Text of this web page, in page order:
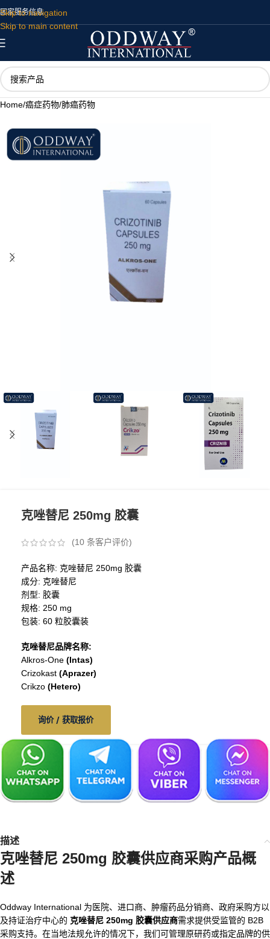
Skip to navigation
Skip to main content
国家服务信息
Home/癌症药物/肺癌药物
克唑替尼 250mg 胶囊
(10 条客户评价)
产品名称: 克唑替尼 250mg 胶囊
成分: 克唑替尼
剂型: 胶囊
规格: 250 mg
包装: 60 粒胶囊装
克唑替尼品牌名称:
Alkros-One (Intas)
Crizokast (Aprazer)
Crikzo (Hetero)
询价 / 获取报价
描述
克唑替尼 250mg 胶囊供应商采购产品概
述
Oddway International 为医院、进口商、肿瘤药品分销商、政府采购方以
及持证治疗中心的 克唑替尼 250mg 胶囊供应商需求提供受监管的 B2B
采购支持。在当地法规允许的情况下，我们可管理原研药或指定品牌的供